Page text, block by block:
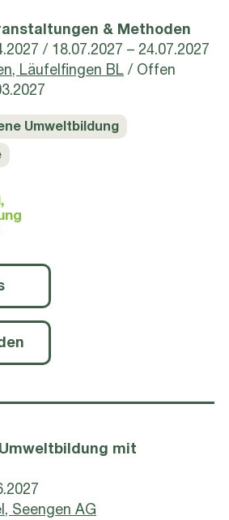
& Methoden
18.07.2027 – 24.07.2027
Läufelfingen BL / Offen
Umweltbildung
mit
Seengen AG